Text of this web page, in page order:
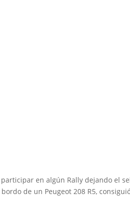
en algún Rally dejando el
de un Peugeot 208 R5,